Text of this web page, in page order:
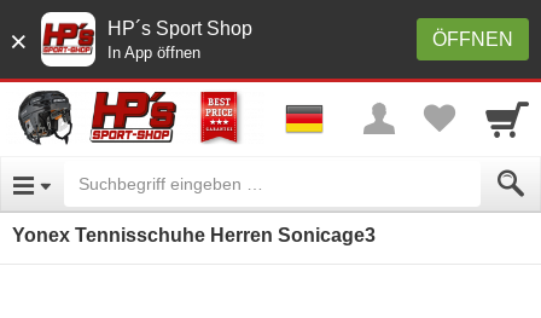
× ÖFFNEN
HP´s Sport Shop
In App öffnen
Yonex Tennisschuhe Herren Sonicage3